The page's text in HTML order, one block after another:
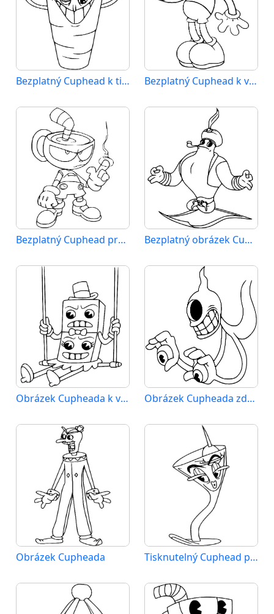
Bezplatný Cuphead k tisku Bezplatný Cuphead k vytisknutí
Bezplatný Cuphead pro děti Bezplatný obrázek Cupheada
Obrázek Cupheada k vytištění Obrázek Cupheada zdarma
Obrázek Cupheada Tisknutelný Cuphead pro děti